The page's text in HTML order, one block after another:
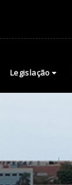
Legislação